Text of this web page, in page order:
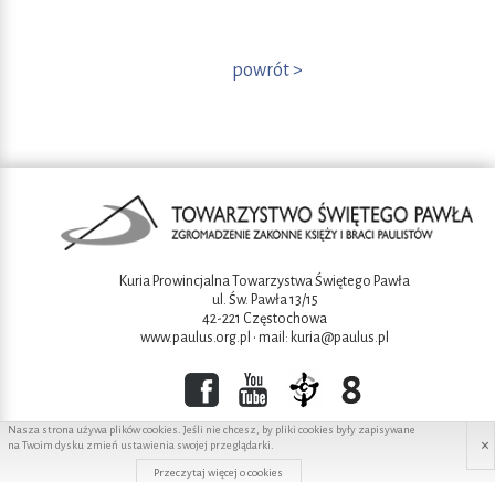
powrót >
Kuria Prowincjalna Towarzystwa Świętego Pawła
ul. Św. Pawła 13/15
42-221 Częstochowa
www.paulus.org.pl • mail: kuria@paulus.pl
Copyright ©2016 Towarzystwo świętego Pawła
Nasza strona używa plików cookies. Jeśli nie chcesz, by pliki cookies były zapisywane
na Twoim dysku zmień ustawienia swojej przeglądarki.
×
Przeczytaj więcej o cookies